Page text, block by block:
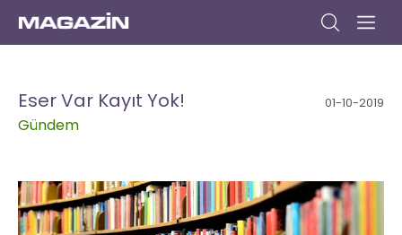
Eser Var Kayıt Yok! 01-10-2019
Gündem